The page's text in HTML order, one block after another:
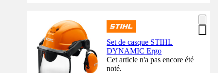
Set de casque STIHL
DYNAMIC Ergo
Cet article n'a pas encore été
noté.